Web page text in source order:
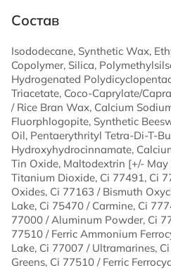
Состав
Isododecane, Synthetic Wax,
Copolymer, Silica,
Hydrogenated
Triacetate, Coco-Caprylate/
/ Rice Bran Wax, Calcium
Fluorphlogopite, Synthetic
Oil, Pentaerythrityl Tetra-Di-T-
Hydroxyhydrocinnamate,
Tin Oxide, Maltodextrin [+/-
Titanium Dioxide, Ci 77491, Ci
Oxides, Ci 77163 / Bismuth
Lake, Ci 75470 / Carmine, Ci
77000 / Aluminum Powder, Ci
77510 / Ferric Ammonium
Lake, Ci 77007 / Ultramarines,
Greens, Ci 77510 / Ferric